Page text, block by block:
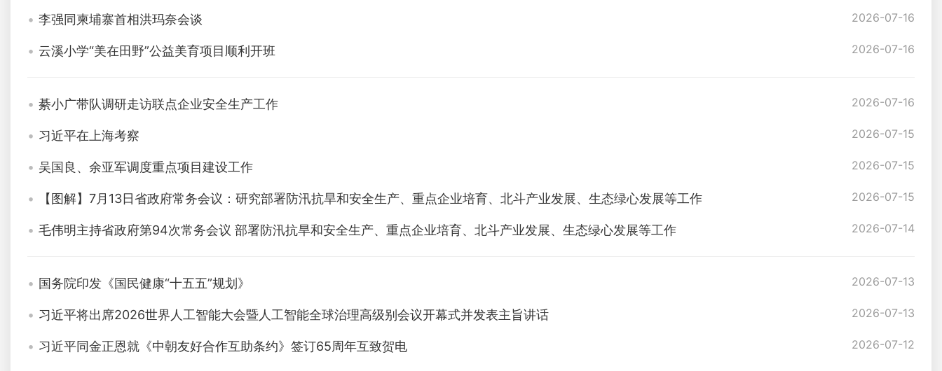
李强同柬埔寨首相洪玛奈会谈 2026-07-16
云溪小学“美在田野”公益美育项目顺利开班 2026-07-16
綦小广带队调研走访联点企业安全生产工作 2026-07-16
习近平在上海考察 2026-07-15
吴国良、余亚军调度重点项目建设工作 2026-07-15
【图解】7月13日省政府常务会议：研究部署防汛抗旱和安全生产、重点企业培育、北斗产业发展、生态绿心发展等工作 2026-07-15
毛伟明主持省政府第94次常务会议 部署防汛抗旱和安全生产、重点企业培育、北斗产业发展、生态绿心发展等工作 2026-07-14
国务院印发《国民健康“十五五”规划》 2026-07-13
习近平将出席2026世界人工智能大会暨人工智能全球治理高级别会议开幕式并发表主旨讲话 2026-07-13
习近平同金正恩就《中朝友好合作互助条约》签订65周年互致贺电 2026-07-12